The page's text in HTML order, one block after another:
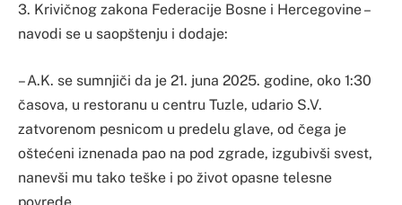
3. Krivičnog zakona Federacije Bosne i Hercegovine –
navodi se u saopštenju i dodaje:
– A.K. se sumnjiči da je 21. juna 2025. godine, oko 1:30
časova, u restoranu u centru Tuzle, udario S.V.
zatvorenom pesnicom u predelu glave, od čega je
oštećeni iznenada pao na pod zgrade, izgubivši svest,
nanevši mu tako teške i po život opasne telesne